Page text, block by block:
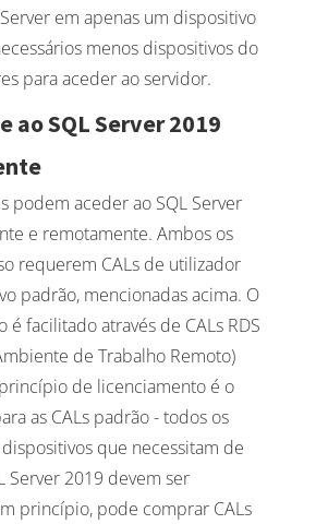
em apenas um dispositivo
menos dispositivos do
para aceder ao servidor.
ao SQL Server 2019
podem aceder ao SQL Server
e remotamente. Ambos os
requerem CALs de utilizador
padrão, mencionadas acima. O
é facilitado através de CALs RDS
de Trabalho Remoto)
de licenciamento é o
as CALs padrão - todos os
que necessitam de
Server 2019 devem ser
princípio, pode comprar CALs